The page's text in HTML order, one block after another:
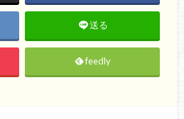
送る
feedly